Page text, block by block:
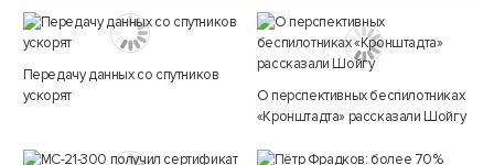
Передачу данных со спутников
ускорят
О перспективных беспилотниках
«Кронштадта» рассказали Шойгу